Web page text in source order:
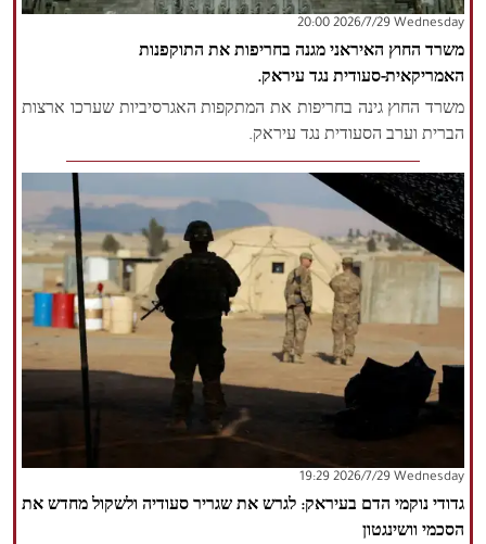
‫‫Wednesday‬‬ 2026/7/29 20:00
משרד החוץ האיראני מגנה בחריפות את התוקפנות
האמריקאית-סעודית נגד עיראק.
משרד החוץ גינה בחריפות את המתקפות האגרסיביות שערכו ארצות
הברית וערב הסעודית נגד עיראק.
‫‫Wednesday‬‬ 2026/7/29 19:29
גדודי נוקמי הדם בעיראק: לגרש את שגריר סעודיה ולשקול מחדש את
הסכמי וושינגטון